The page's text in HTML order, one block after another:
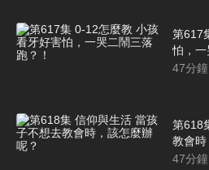
第617
怕，一
47分鐘
第618
教會時
47分鐘